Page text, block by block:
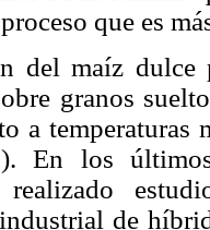
que es
del maíz dulce
granos
a
En los
de